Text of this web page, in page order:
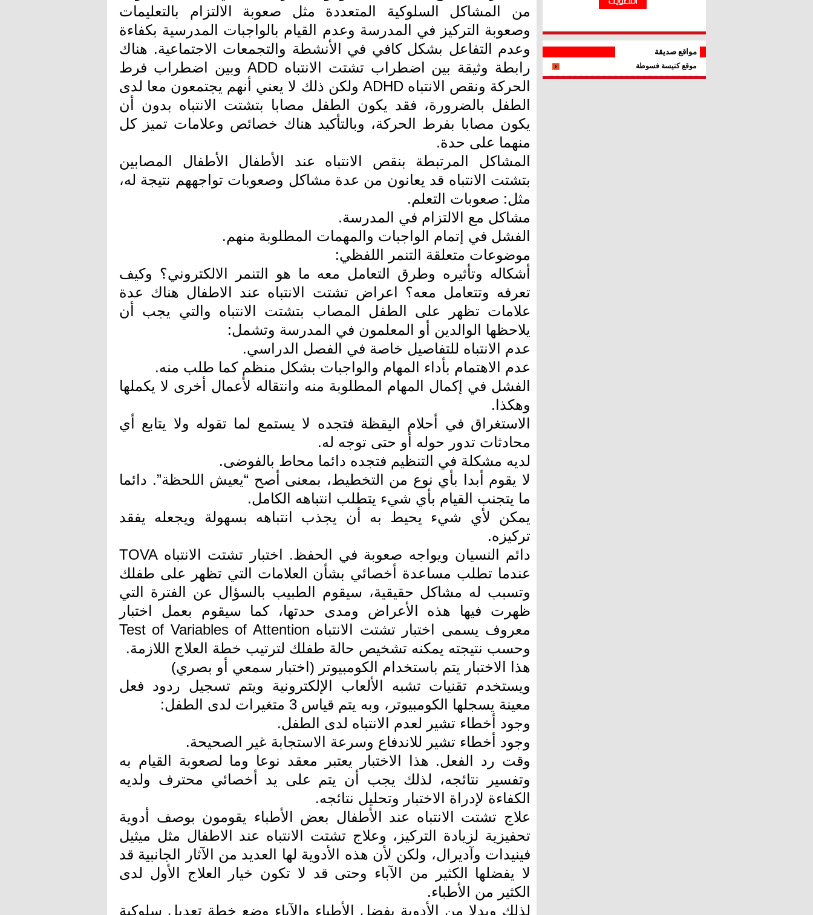
مواقع صديقة
موقع كنيسة فسوطة
من المشاكل السلوكية المتعددة مثل صعوبة الالتزام بالتعليمات
وصعوبة التركيز في المدرسة وعدم القيام بالواجبات المدرسية بكفاءة
وعدم التفاعل بشكل كافي في الأنشطة والتجمعات الاجتماعية. هناك
رابطة وثيقة بين اضطراب تشتت الانتباه ADD وبين اضطراب فرط
الحركة ونقص الانتباه ADHD ولكن ذلك لا يعني أنهم يجتمعون معا لدى
الطفل بالضرورة، فقد يكون الطفل مصابا بتشتت الانتباه بدون أن
يكون مصابا بفرط الحركة، وبالتأكيد هناك خصائص وعلامات تميز كل
منهما على حدة.
المشاكل المرتبطة بنقص الانتباه عند الأطفال الأطفال المصابين
بتشتت الانتباه قد يعانون من عدة مشاكل وصعوبات تواجههم نتيجة له،
مثل: صعوبات التعلم.
مشاكل مع الالتزام في المدرسة.
الفشل في إتمام الواجبات والمهمات المطلوبة منهم.
موضوعات متعلقة التنمر اللفظي:
أشكاله وتأثيره وطرق التعامل معه ما هو التنمر الالكتروني؟ وكيف
تعرفه وتتعامل معه؟ اعراض تشتت الانتباه عند الاطفال هناك عدة
علامات تظهر على الطفل المصاب بتشتت الانتباه والتي يجب أن
يلاحظها الوالدين أو المعلمون في المدرسة وتشمل:
عدم الانتباه للتفاصيل خاصة في الفصل الدراسي.
عدم الاهتمام بأداء المهام والواجبات بشكل منظم كما طلب منه.
الفشل في إكمال المهام المطلوبة منه وانتقاله لأعمال أخرى لا يكملها
وهكذا.
الاستغراق في أحلام اليقظة فتجده لا يستمع لما تقوله ولا يتابع أي
محادثات تدور حوله أو حتى توجه له.
لديه مشكلة في التنظيم فتجده دائما محاط بالفوضى.
لا يقوم أبدا بأي نوع من التخطيط، بمعنى أصح “يعيش اللحظة”. دائما
ما يتجنب القيام بأي شيء يتطلب انتباهه الكامل.
يمكن لأي شيء يحيط به أن يجذب انتباهه بسهولة ويجعله يفقد
تركيزه.
دائم النسيان ويواجه صعوبة في الحفظ. اختبار تشتت الانتباه TOVA
عندما تطلب مساعدة أخصائي بشأن العلامات التي تظهر على طفلك
وتسبب له مشاكل حقيقية، سيقوم الطبيب بالسؤال عن الفترة التي
ظهرت فيها هذه الأعراض ومدى حدتها، كما سيقوم بعمل اختبار
معروف يسمى اختبار تشتت الانتباه Test of Variables of Attention
وحسب نتيجته يمكنه تشخيص حالة طفلك لترتيب خطة العلاج اللازمة.
هذا الاختبار يتم باستخدام الكومبيوتر (اختبار سمعي أو بصري)
ويستخدم تقنيات تشبه الألعاب الإلكترونية ويتم تسجيل ردود فعل
معينة يسجلها الكومبيوتر، وبه يتم قياس 3 متغيرات لدى الطفل:
وجود أخطاء تشير لعدم الانتباه لدى الطفل.
وجود أخطاء تشير للاندفاع وسرعة الاستجابة غير الصحيحة.
وقت رد الفعل. هذا الاختبار يعتبر معقد نوعا وما لصعوبة القيام به
وتفسير نتائجه، لذلك يجب أن يتم على يد أخصائي محترف ولديه
الكفاءة لإدراة الاختبار وتحليل نتائجه.
علاج تشتت الانتباه عند الأطفال بعض الأطباء يقومون بوصف أدوية
تحفيزية لزيادة التركيز، وعلاج تشتت الانتباه عند الاطفال مثل ميثيل
فينيدات وآديرال، ولكن لأن هذه الأدوية لها العديد من الآثار الجانبية قد
لا يفضلها الكثير من الآباء وحتى قد لا تكون خيار العلاج الأول لدى
الكثير من الأطباء.
لذلك وبدلا من الأدوية يفضل الأطباء والآباء وضع خطة تعديل سلوكية